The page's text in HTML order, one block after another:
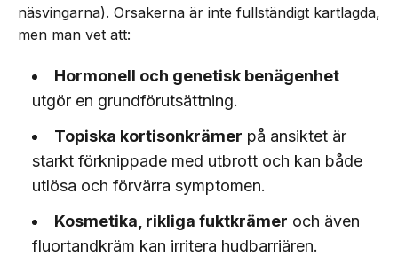
näsvingarna). Orsakerna är inte fullständigt kartlagda,
men man vet att:
Hormonell och genetisk benägenhet
utgör en grundförutsättning.
Topiska kortisonkrämer på ansiktet är
starkt förknippade med utbrott och kan både
utlösa och förvärra symptomen.
Kosmetika, rikliga fuktkrämer och även
fluortandkräm kan irritera hudbarriären.